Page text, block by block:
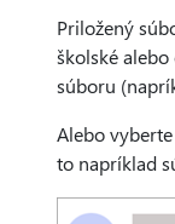
Priložený
školské
súboru
Alebo
to napríklad